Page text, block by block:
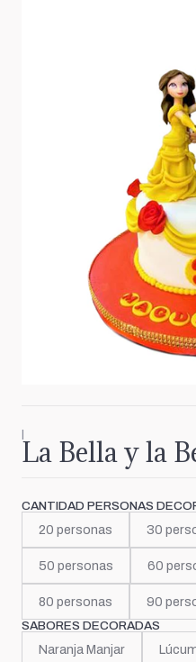
|
La Bella y la
CANTIDAD PERSONAS
20 personas 30
50 personas 60
80 personas 90
SABORES DECORADAS
Naranja Manjar